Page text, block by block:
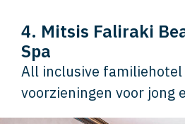
4. Mitsis Faliraki
Spa
All inclusive
voorzieningen voor jong